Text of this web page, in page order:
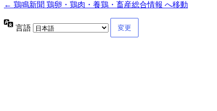
← 鶏鳴新聞 鶏卵・鶏肉・養鶏・畜産総合情報 へ移動
言語